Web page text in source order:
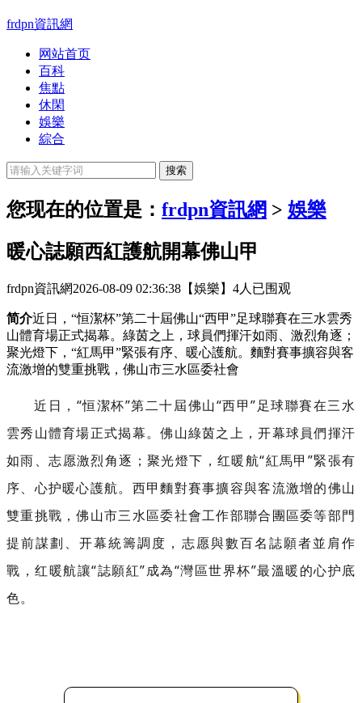
frdpn資訊網
网站首页
百科
焦點
休閑
娛樂
綜合
您现在的位置是： frdpn資訊網 > 娛樂
暖心誌願西紅護航開幕佛山甲
frdpn資訊網2026-08-09 02:36:38 【娛樂】 4人已围观
简介近日，“恒潔杯”第二十屆佛山“西甲”足球聯賽在三水雲秀
山體育場正式揭幕。綠茵之上，球員們揮汗如雨、激烈角逐；
聚光燈下，“紅馬甲”緊張有序、暖心護航。麵對賽事擴容與客
流激增的雙重挑戰，佛山市三水區委社會
近日，“恒潔杯”第二十屆佛山“西甲”足球聯賽在三水
雲秀山體育場正式揭幕。佛山綠茵之上，开幕球員們揮汗
如雨、志愿激烈角逐；聚光燈下，红暖航“紅馬甲”緊張有
序、心护暖心護航。西甲麵對賽事擴容與客流激增的佛山
雙重挑戰，佛山市三水區委社會工作部聯合團區委等部門
提前謀劃、开幕統籌調度，志愿與數百名誌願者並肩作
戰，红暖航讓“誌願紅”成為“灣區世界杯”最溫暖的心护底
色。